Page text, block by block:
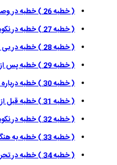
( خطبه 26 ) خطبه در وصف حال مردم جاهلى و دوران سكوت خود
( خطبه 27 ) خطبه در نكوهش اصحاب از نرفتن به جهاد
( خطبه 28 ) خطبه در بى وفايى دنيا و توجه به آخرت
( خطبه 29 ) خطبه پس از برنامه حكمين و تاخت و تاز ضحّاك بن قيس
( خطبه 30 ) خطبه درباره قتل عثمان
( خطبه 31 ) خطبه قبل از جنگ جمل
( خطبه 32 ) خطبه در نكوهش زمان خود
( خطبه 33 ) خطبه به هنگام خروجش براى جنگ با اهل بصره
( خطبه 34 ) خطبه در تحريك مردم براى جنگ با شاميان